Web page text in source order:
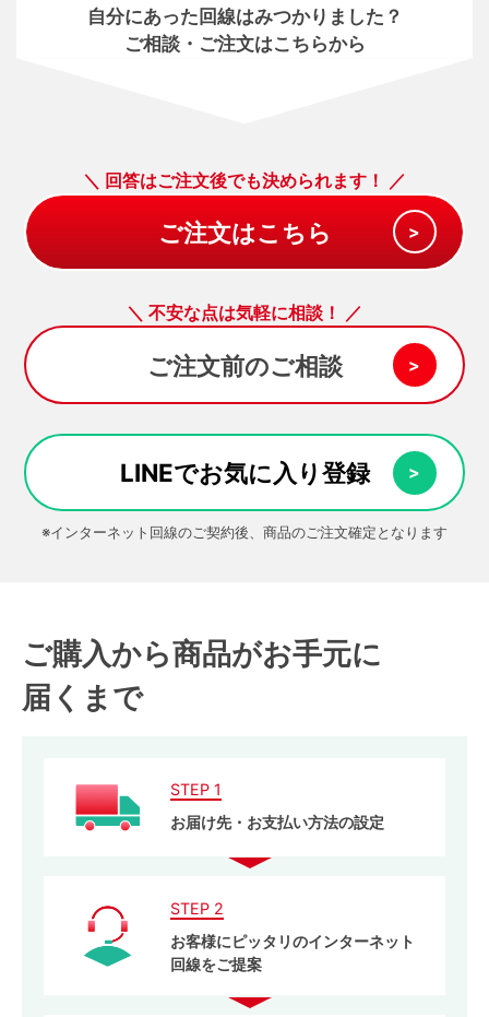
自分にあった回線はみつかりました？
ご相談・ご注文はこちらから
＼ 回答はご注文後でも決められます！ ／
＼ 不安な点は気軽に相談！ ／
ご注文前のご相談
LINEでお気に入り登録
※インターネット回線のご契約後、商品のご注文確定となります
ご購入から商品がお手元に
届くまで
STEP 1
お届け先・お支払い方法の設定
STEP 2
お客様にピッタリのインターネット
回線をご提案